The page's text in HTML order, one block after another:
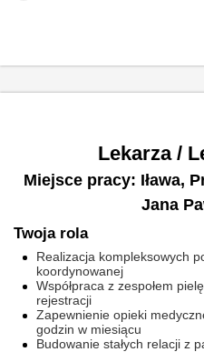
Lekarza /
Miejsce pracy: Iława,
Jana
Twoja rola
Realizacja kompleksowych
koordynowanej
Współpraca z zespołem
rejestracji
Zapewnienie opieki
godzin w miesiącu
Budowanie stałych relacji z